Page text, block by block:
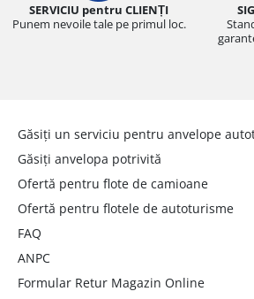
SERVICIU pentru CLIENȚI
Punem nevoile tale pe primul loc.
Găsiți un serviciu pentru anvelope
Găsiți anvelopa potrivită
Ofertă pentru flote de camioane
Ofertă pentru flotele de autoturisme
FAQ
ANPC
Formular Retur Magazin Online